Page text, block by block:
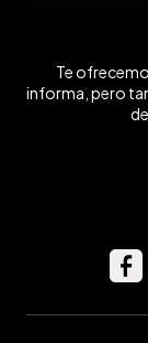
Te
informa, pero